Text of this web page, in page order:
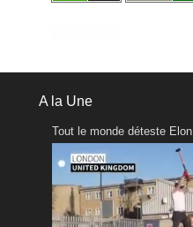
A la Une
Tout le monde déteste Elon